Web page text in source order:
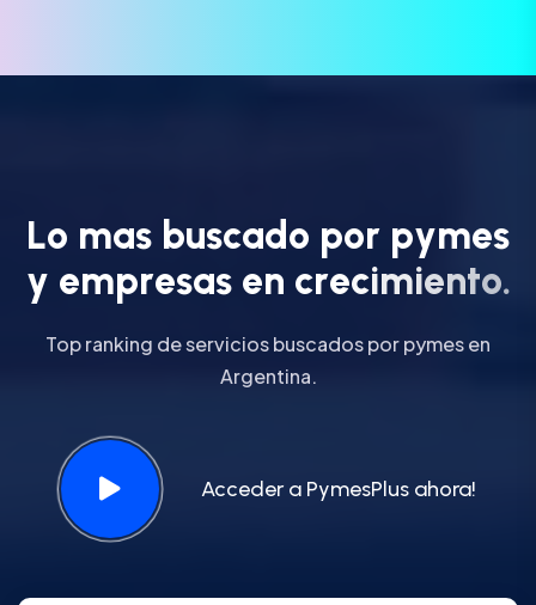
Lo mas buscado por pymes
y empresas en crecimiento.
Top ranking de servicios buscados por pymes en
Argentina.
Acceder a PymesPlus ahora!